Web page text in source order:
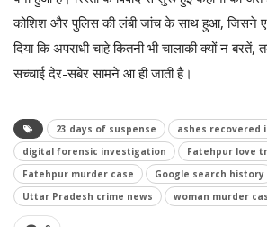
कोशिश और पुलिस की लंबी जांच के साथ हुआ, जिसने
दिया कि अपराधी चाहे कितनी भी चालाकी क्यों न
सच्चाई देर-सबेर सामने आ ही जाती है।
23 days of suspense
ashes recovered
digital forensic investigation
Fatehpur love
Fatehpur murder case
Google search history
Uttar Pradesh crime news
woman murder